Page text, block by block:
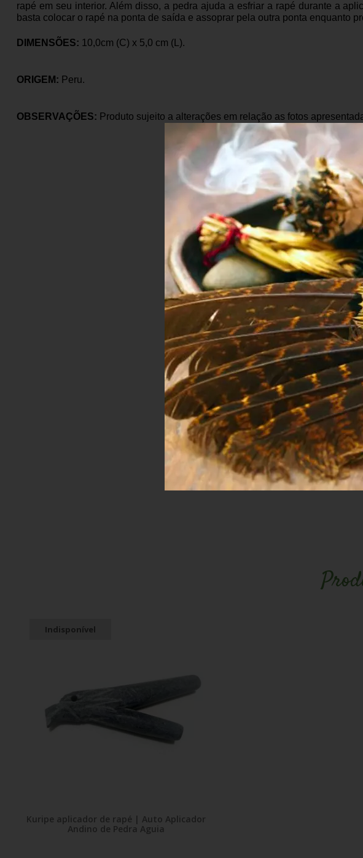
rapé em seu interior. Além disso, a pedra ajuda a esfriar a rapé durante a
basta colocar o rapé na ponta de saída e assoprar pela outra ponta enquanto
DIMENSÕES: 10,0cm (C) x 5,0 cm (L).
ORIGEM: Peru.
OBSERVAÇÕES: Produto sujeito a alterações em relação as fotos
Ainda não há avaliações para
Indisponível
Kuripe aplicador de rapé | Auto Aplicador
Andino de Pedra Aguia